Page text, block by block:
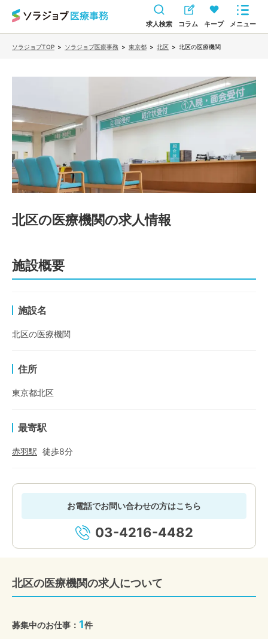
求人検索 コラム キープ メニュー
ソラジョブTOP > ソラジョブ医療事務 > 東京都 > 北区 > 北区の医療機関
北区の医療機関の求人情報
施設概要
施設名
北区の医療機関
住所
東京都北区
最寄駅
赤羽駅 徒歩8分
お電話でお問い合わせの方はこちら
03-4216-4482
北区の医療機関の求人について
募集中のお仕事： 1件